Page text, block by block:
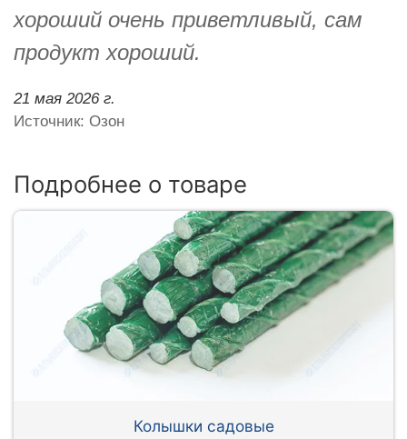
хороший очень приветливый, сам
продукт хороший.
21 мая 2026 г.
Источник: Озон
Подробнее о товаре
Колышки садовые